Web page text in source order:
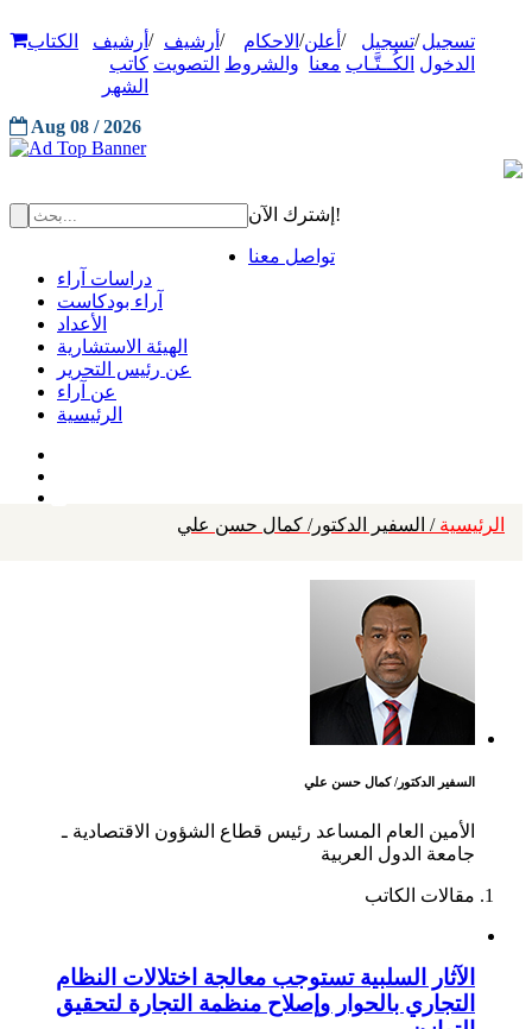
تسجيل
الدخول
/تسجيل
الكُــتَّـاب
/ أعلن
معنا
/ الاحكام
والشروط
/ أرشيف
التصويت
/ أرشيف
كاتب
الشهر
الكتاب
Aug 08 / 2026
إشترك الآن!
تواصل معنا
دراسات آراء
آراء بودكاست
الأعداد
الهيئة الاستشارية
عن رئيس التحرير
عن آراء
الرئيسية
الرئيسية / السفير الدكتور/ كمال حسن علي
السفير الدكتور/ كمال حسن علي
الأمين العام المساعد رئيس قطاع الشؤون الاقتصادية ـ
جامعة الدول العربية
مقالات الكاتب
الآثار السلبية تستوجب معالجة اختلالات النظام
التجاري بالحوار وإصلاح منظمة التجارة لتحقيق